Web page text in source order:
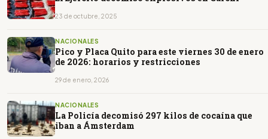
23 de octubre, 2025
NACIONALES
Pico y Placa Quito para este viernes 30 de enero
de 2026: horarios y restricciones
29 de enero, 2026
NACIONALES
La Policía decomisó 297 kilos de cocaína que
iban a Ámsterdam